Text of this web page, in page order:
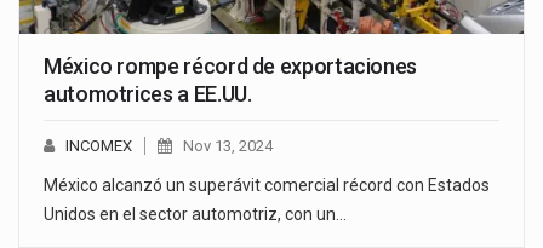
México rompe récord de exportaciones
automotrices a EE.UU.
INCOMEX Nov 13, 2024
México alcanzó un superávit comercial récord con Estados
Unidos en el sector automotriz, con un…